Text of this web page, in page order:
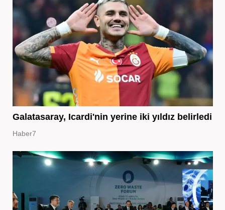
Galatasaray, Icardi'nin yerine iki yıldız belirledi
Haber7